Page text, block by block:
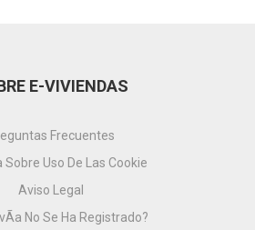
E-VIVIENDAS
Frecuentes
Sobre Uso De Las Cookie
Aviso Legal
No Se Ha Registrado?